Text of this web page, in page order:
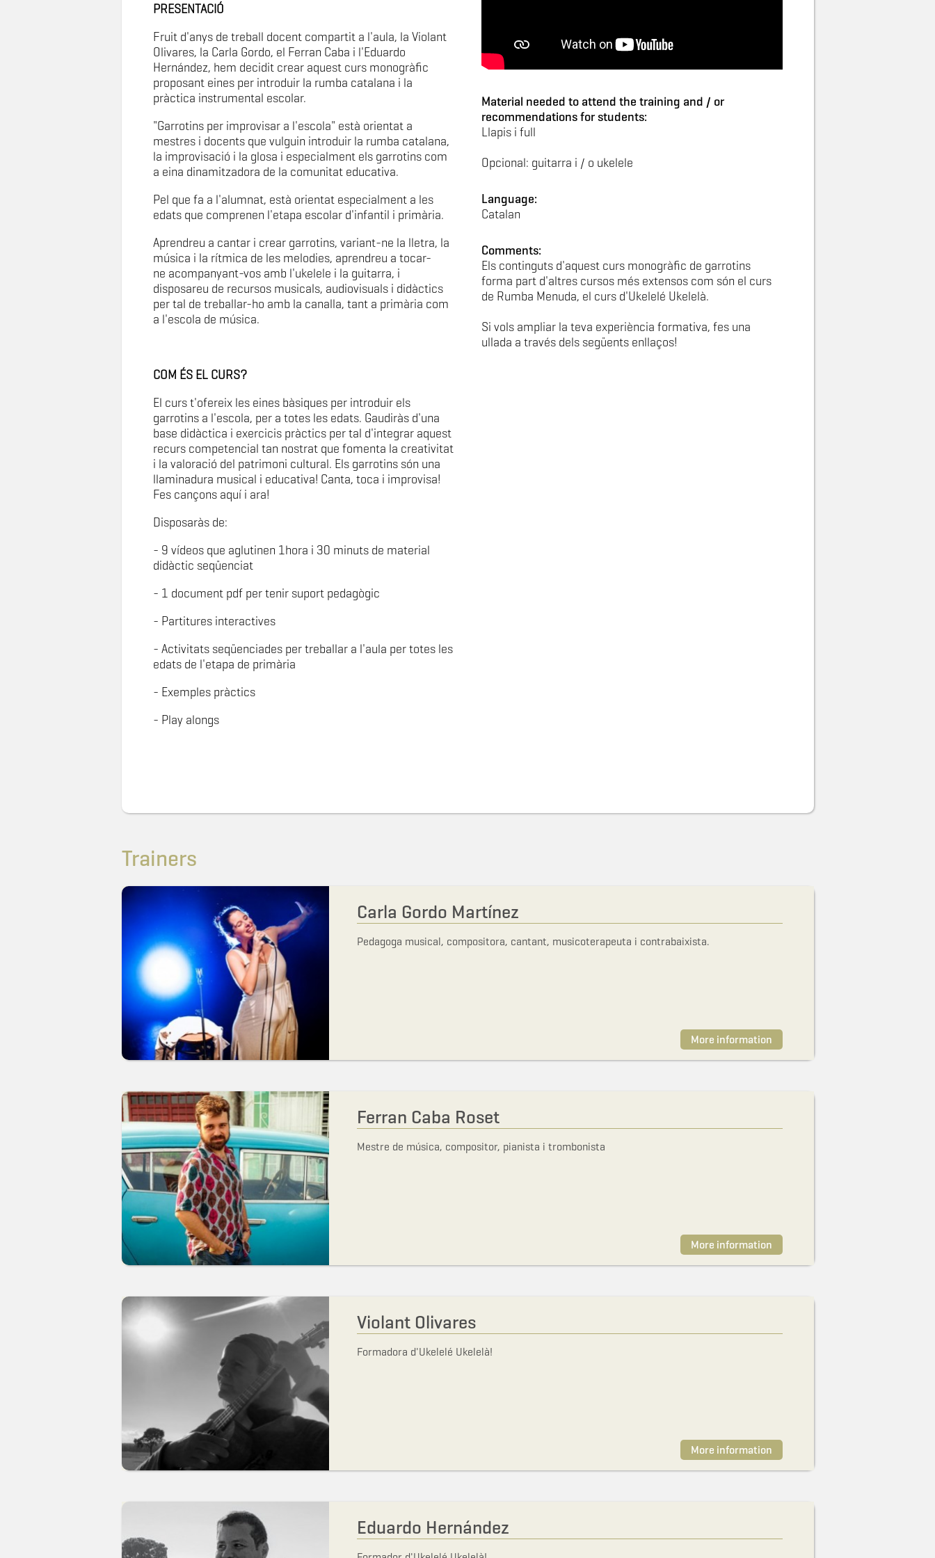
PRESENTACIÓ
Fruit d'anys de treball docent compartit a l'aula, la Violant
Olivares, la Carla Gordo, el Ferran Caba i l'Eduardo
Hernández, hem decidit crear aquest curs monogràfic
proposant eines per introduir la rumba catalana i la
pràctica instrumental escolar.
"Garrotins per improvisar a l'escola" està orientat a
mestres i docents que vulguin introduir la rumba catalana,
la improvisació i la glosa i especialment els garrotins com
a eina dinamitzadora de la comunitat educativa.
Pel que fa a l'alumnat, està orientat especialment a les
edats que comprenen l'etapa escolar d'infantil i primària.
Aprendreu a cantar i crear garrotins, variant-ne la lletra, la
música i la rítmica de les melodies, aprendreu a tocar-
ne acompanyant-vos amb l'ukelele i la guitarra, i
disposareu de recursos musicals, audiovisuals i didàctics
per tal de treballar-ho amb la canalla, tant a primària com
a l'escola de música.
COM ÉS EL CURS?
El curs t'ofereix les eines bàsiques per introduir els
garrotins a l'escola, per a totes les edats. Gaudiràs d'una
base didàctica i exercicis pràctics per tal d'integrar aquest
recurs competencial tan nostrat que fomenta la creativitat
i la valoració del patrimoni cultural. Els garrotins són una
llaminadura musical i educativa! Canta, toca i improvisa!
Fes cançons aquí i ara!
Disposaràs de:
- 9 vídeos que aglutinen 1hora i 30 minuts de material
didàctic seqüenciat
- 1 document pdf per tenir suport pedagògic
- Partitures interactives
- Activitats seqüenciades per treballar a l'aula per totes les
edats de l'etapa de primària
- Exemples pràctics
- Play alongs
Material needed to attend the training and / or
recommendations for students:
Llapis i full
Opcional: guitarra i / o ukelele
Language:
Catalan
Comments:
Els continguts d'aquest curs monogràfic de garrotins
forma part d'altres cursos més extensos com són el curs
de Rumba Menuda, el curs d'Ukelelé Ukelelà.
Si vols ampliar la teva experiència formativa, fes una
ullada a través dels següents enllaços!
Trainers
Carla Gordo Martínez
Pedagoga musical, compositora, cantant, musicoterapeuta i contrabaixista.
More information
Ferran Caba Roset
Mestre de música, compositor, pianista i trombonista
More information
Violant Olivares
Formadora d'Ukelelé Ukelelà!
More information
Eduardo Hernández